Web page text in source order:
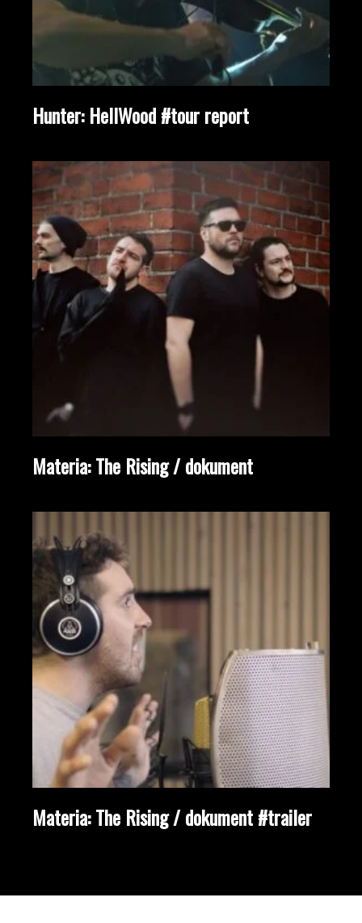
Hunter: HellWood #tour report
Materia: The Rising / dokument
Materia: The Rising / dokument #trailer